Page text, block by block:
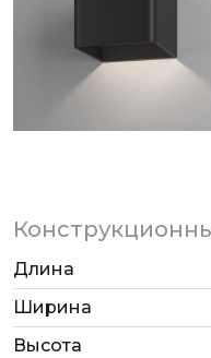
Длина
Ширина
Высота